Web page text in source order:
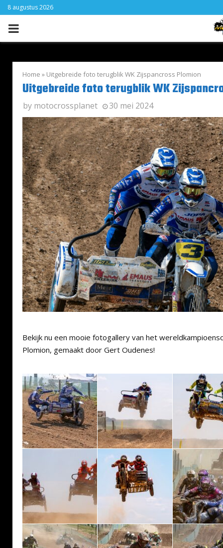
8 augustus 2026
PRIMARY
Home » Uitgebreide foto terugblik WK Zijspancross Plomion
Uitgebreide foto terugblik WK
by motocrossplanet 30 mei 2024
Bekijk nu een mooie fotogallery van het
Plomion, gemaakt door Gert Oudenes!